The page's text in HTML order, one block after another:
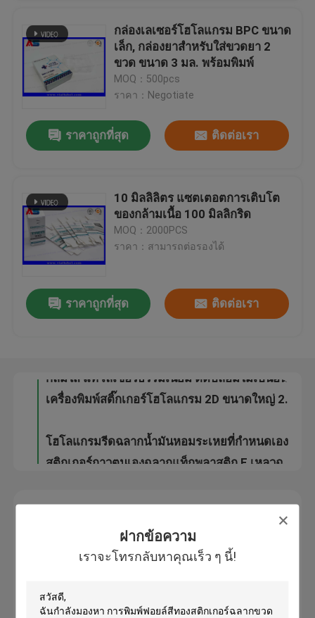
ฝากข้อความ
เราจะโทรกลับหาคุณเร็ว ๆ นี้!
บ้าน
เกี่ยวกับเรา
ควบคุมคุณภาพ
ติดต่อเรา
10ml Vial Boxes
ฉลากขวดเล็ก
กล่องเลเซอร์โฮโลแกรม BPC ขนาด
เล็ก, กล่องยาสำหรับใส่ขวดยา 2
ขวด ขนาด 3 มล. พร้อมพิมพ์
MOQ：500pcs
ราคา：Negotiate
ราคาถูกที่สุด ติดต่อเรา
10 มิลลิลิตร แซตเตอตการเติบโต
ของกล้ามเนื้อ 100 มิลลิกริด
MOQ：2000PCS
ราคา：สามารถต่อรองได้
ราคาถูกที่สุด ติดต่อเรา
ฉลากเภสัชภัณฑ์กระดาษ / PP / เลเซอร์สีเต็มรูปแบบที่มีโฮโลแกรมเอฟเฟกต์สำหรับขวดยา
เราจะโทรกลับหาคุณเร็ว ๆ นี้!